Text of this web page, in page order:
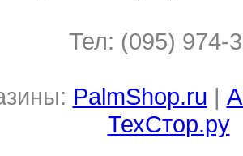
Тел: (095) 974-
PalmShop.ru |
ТехСтор.ру